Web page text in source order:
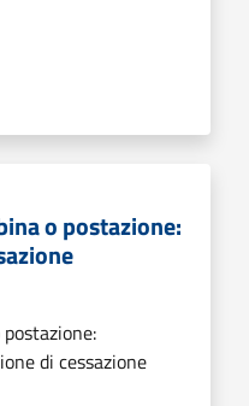
o postazione:
di cessazione